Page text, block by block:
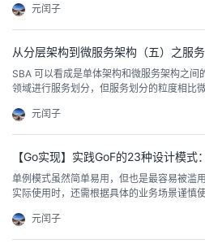
元闰子
从分层架构到微服务架构（五）之服
SBA 可以看成是单体架构和微服务架构之
领域进行服务划分，但服务划分的粒度相比
元闰子
【Go实现】实践GoF的23种设计模式
单例模式虽然简单易用，但也是最容易被滥
实际使用时，还需根据具体的业务场景谨慎使
元闰子